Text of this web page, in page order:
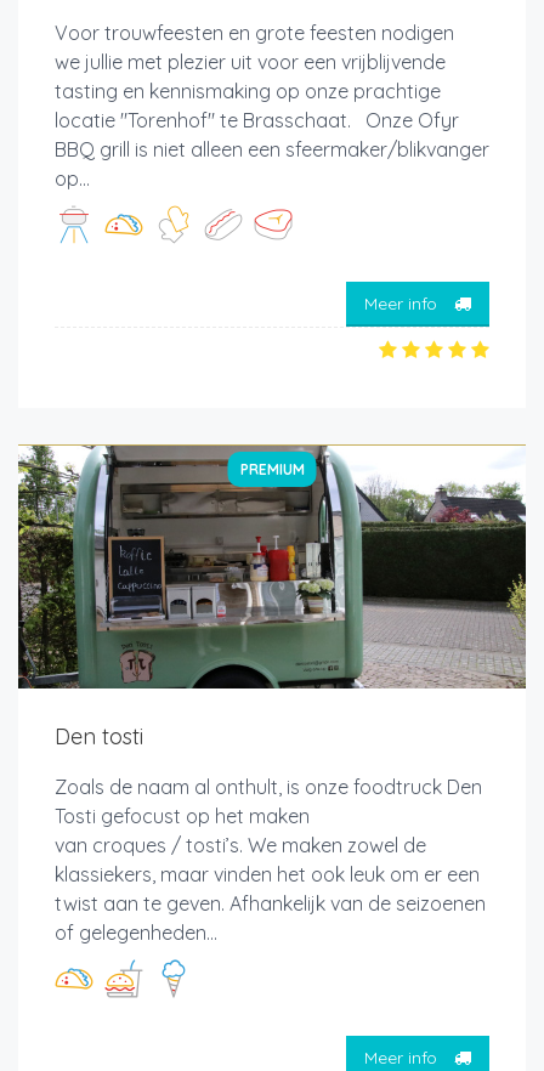
Voor trouwfeesten en grote feesten nodigen
we jullie met plezier uit voor een vrijblijvende
tasting en kennismaking op onze prachtige
locatie "Torenhof" te Brasschaat. Onze Ofyr
BBQ grill is niet alleen een sfeermaker/blikvanger
op...
Meer info
PREMIUM
Den tosti
Zoals de naam al onthult, is onze foodtruck Den
Tosti gefocust op het maken
van croques / tosti’s. We maken zowel de
klassiekers, maar vinden het ook leuk om er een
twist aan te geven. Afhankelijk van de seizoenen
of gelegenheden...
Meer info